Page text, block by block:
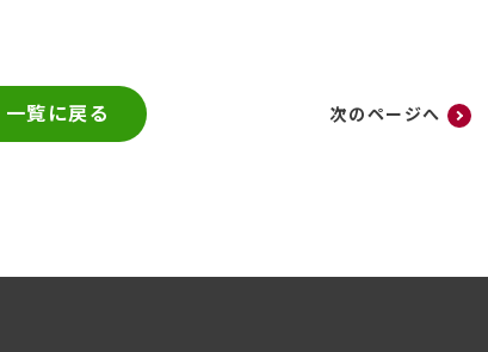
一覧に戻る 次のページへ